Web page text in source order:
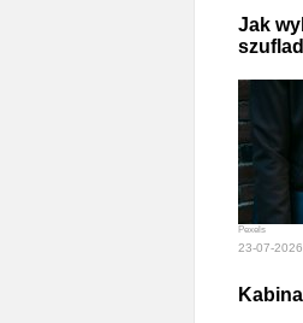
Jak
Pexels
23-07-